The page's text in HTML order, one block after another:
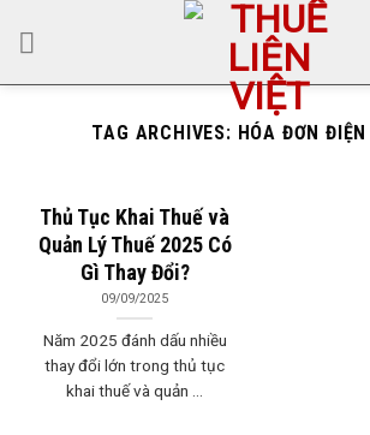
TAG ARCHIVES: HÓA ĐƠN
Thủ Tục Khai Thuế và
Quản Lý Thuế 2025 Có
Gì Thay Đổi?
09/09/2025
Năm 2025 đánh dấu nhiều
thay đổi lớn trong thủ tục
khai thuế và quản ...